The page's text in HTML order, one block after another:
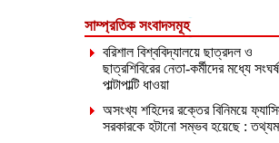
সাম্প্রতিক সংবাদসমূহ
বরিশাল বিশ্ববিদ্যালয়ে ছাত্রদল ও
ছাত্রশিবিরের নেতা-কর্মীদের মধ্যে
পাল্টাপাল্টি ধাওয়া
অসংখ্য শহিদের রক্তের বিনিময়ে
সরকারকে হটানো সম্ভব হয়েছে :